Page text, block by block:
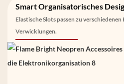
Smart Organisatorisches
Elastische Slots passen zu
Verwicklungen.